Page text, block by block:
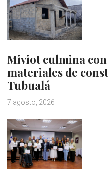
Miviot culmina
materiales de
Tubualá
7 agosto, 2026